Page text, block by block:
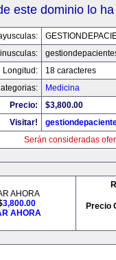
este dominio lo
Longitud:
18 caracteres
Medicina
Precio:
$3,800.00
Visitar!
Serán consideradas
AHORA
3,800.00
AHORA
Precio